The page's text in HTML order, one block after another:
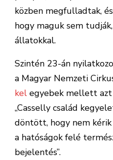
közben megfulladtak,
hogy maguk sem
állatokkal.
Szintén 23-án
a Magyar Nemzeti
kel egyebek mellett
„Casselly család
döntött, hogy nem
a hatóságok felé
bejelentés”.